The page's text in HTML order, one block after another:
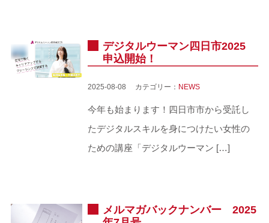
デジタルウーマン四日市2025
申込開始！
2025-08-08 カテゴリー： NEWS
今年も始まります！四日市市から受託し
たデジタルスキルを身につけたい女性の
ための講座「デジタルウーマン […]
メルマガバックナンバー 2025